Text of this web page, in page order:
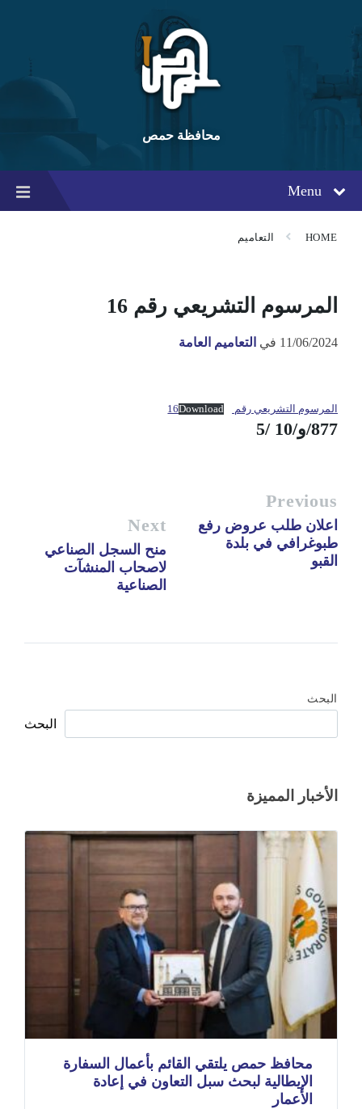
content
main
navigation
footer
محافظة حمص
Menu
HOME التعاميم
المرسوم التشريعي رقم 16
11/06/2024 في التعاميم العامة
المرسوم التشريعي رقم 16 Download
877/و/10 /5
Previous
اعلان طلب عروض رفع
طبوغرافي في بلدة
القبو
Next
منح السجل الصناعي
لاصحاب المنشآت
الصناعية
البحث
البحث
الأخبار المميزة
محافظ حمص يلتقي القائم بأعمال السفارة
الإيطالية لبحث سبل التعاون في إعادة
الأعمار